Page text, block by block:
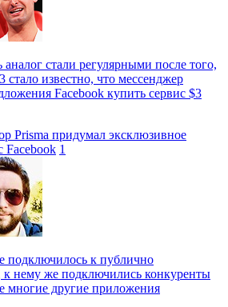
стали регулярными после того,
стало известно, что мессенджер
Facebook купить сервис $3
Prisma придумал эксклюзивное
Facebook 1
подключилось к публично
к нему же подключились конкуренты
многие другие приложения